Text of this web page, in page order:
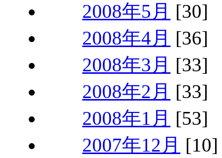
2008年5月 [30]
2008年4月 [36]
2008年3月 [33]
2008年2月 [33]
2008年1月 [53]
2007年12月 [10]